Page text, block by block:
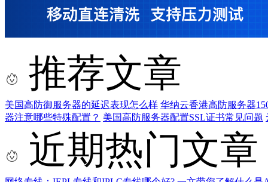
推荐文章
美国高防御服务器的延迟表现怎么样 华纳云香港高防服务器
器注意哪些特殊配置？ 美国高防服务器配置SSL证书常见问题
近期热门文章